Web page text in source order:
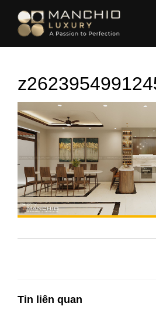
Home/Nhà phố/Nhà Phố Ninh Hiệp-Gia
Tin liên quan